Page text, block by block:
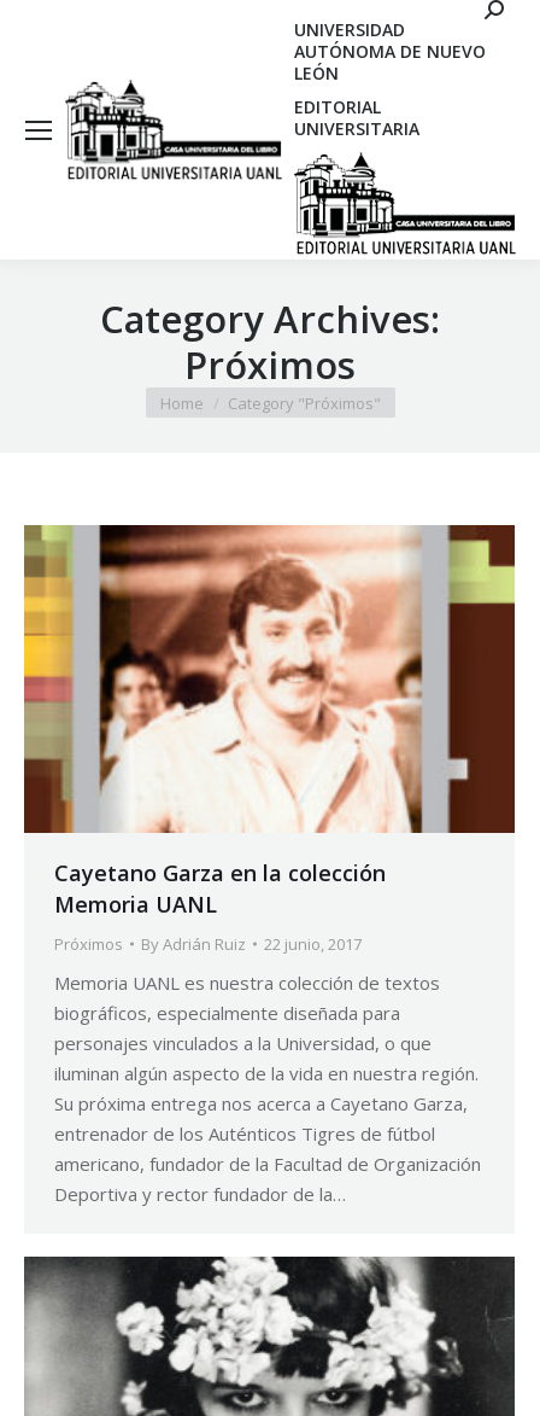
UNIVERSIDAD
AUTÓNOMA DE NUEVO
LEÓN
EDITORIAL
UNIVERSITARIA
Category Archives:
Próximos
You are here:
Home Category "Próximos"
Cayetano Garza en la colección
Memoria UANL
Próximos ByAdrián Ruiz 22 junio, 2017
Memoria UANL es nuestra colección de textos
biográficos, especialmente diseñada para
personajes vinculados a la Universidad, o que
iluminan algún aspecto de la vida en nuestra región.
Su próxima entrega nos acerca a Cayetano Garza,
entrenador de los Auténticos Tigres de fútbol
americano, fundador de la Facultad de Organización
Deportiva y rector fundador de la…